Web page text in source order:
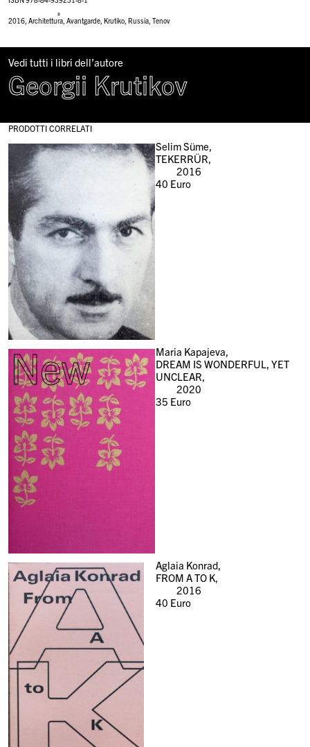
#
2016,Architettura,Avantgarde, Krutiko, Russia,Tenov
Vedi tutti i libri dell’autore
Georgii Krutikov
PRODOTTI CORRELATI
Selim Süme,
TEKERRÜR,
2016
40 Euro
New
Maria Kapajeva,
DREAM IS WONDERFUL, YET
UNCLEAR,
2020
35 Euro
Aglaia Konrad,
FROM A TO K,
2016
40 Euro